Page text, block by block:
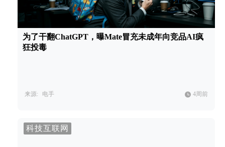
为了干翻ChatGPT，曝Mate冒充未成年向竞品AI疯
狂投毒
来源: 电手 4周前
科技互联网